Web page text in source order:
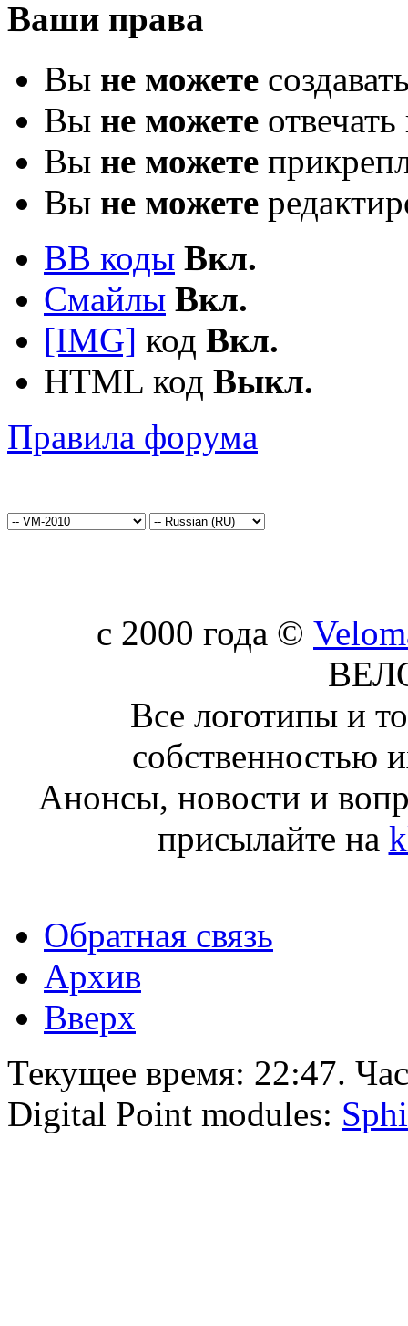
Ваши права
Вы не можете
Вы не можете
Вы не можете
Вы не можете
BB коды Вкл.
Смайлы Вкл.
[IMG] код Вкл.
HTML код Выкл.
Правила форума
c 2000 года ©
Все логотипы и
собственностью
Анонсы, новости и
присылайте на
Обратная связь
Архив
Вверх
Текущее время: 22:47.
Digital Point modules: